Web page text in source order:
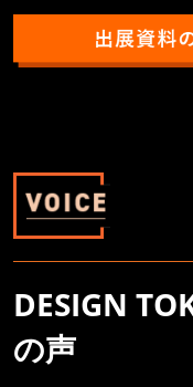
DESIGN
の声